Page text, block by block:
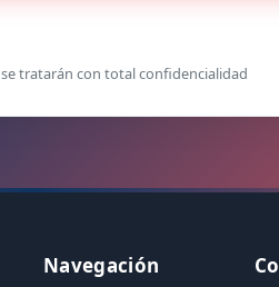
tratarán con total confidencialidad
Navegación